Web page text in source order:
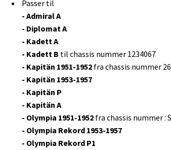
Passer til
- Admiral A
- Diplomat A
- Kadett A
- Kadett B til chassis nummer 1234067
- Kapitän 1951-1952 fra chassis nummer
- Kapitän 1953-1957
- Kapitän P
- Kapitän A
- Olympia 1951-1952 fra chassis nummer :
- Olympia Rekord 1953-1957
- Olympia Rekord P1